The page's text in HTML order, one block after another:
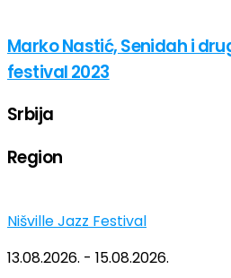
Marko Nastić, Senidah i
festival 2023
Srbija
Region
Nišville Jazz Festival
13.08.2026. - 15.08.2026.